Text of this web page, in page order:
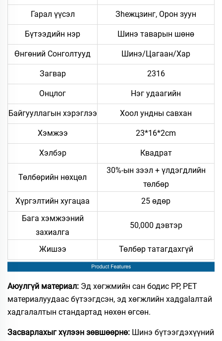
Гарал үүсэл Зheжцзинг, Орон зуун
Бүтээдийн нэр Шинэ таварын шөнө
Өнгөний Сонголтууд Шинэ/Цагаан/Хар
Загвар 2316
Онцлог Нэг удаагийн
Байгууллагын хэрэглээ Хоол ундны савхан
Хэмжээ 23*16*2cm
Хэлбэр Квадрат
Төлбөрийн нөхцөл
30%-ын зээл + үлдэгдлийн
төлбөр
Хүргэлтийн хугацаа
25 өдөр
Бага хэмжээний
захиалга
50,000 дэвтэр
Жишээ Төлбөр татагдахгүй
Аюулгүй материал: Эд хөгжмийн сан бодис PP, PET
материалуудаас бүтээгдсэн, эд хөгжлийн хадgalалтай
хадгалалтын стандартад нөхөн өгсөн.
Засварлахыг хүлээн зөвшөөрнө: Шинэ бүтээгдэхүүний